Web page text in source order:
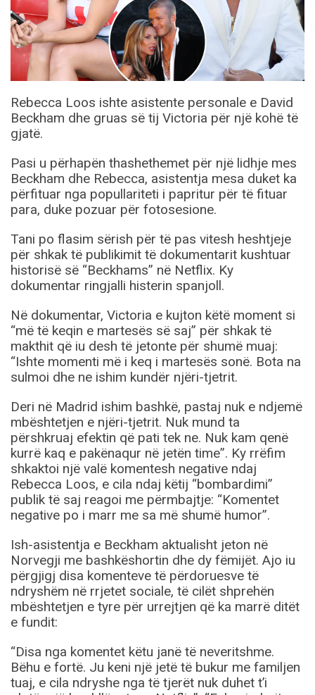
Rebecca Loos ishte asistente personale e David
Beckham dhe gruas së tij Victoria për një kohë të
gjatë.
Pasi u përhapën thashethemet për një lidhje mes
Beckham dhe Rebecca, asistentja mesa duket ka
përfituar nga popullariteti i papritur për të fituar
para, duke pozuar për fotosesione.
Tani po flasim sërish për të pas vitesh heshtjeje
për shkak të publikimit të dokumentarit kushtuar
historisë së “Beckhams” në Netflix. Ky
dokumentar ringjalli histerin spanjoll.
Në dokumentar, Victoria e kujton këtë moment si
“më të keqin e martesës së saj” për shkak të
makthit që iu desh të jetonte për shumë muaj:
“Ishte momenti më i keq i martesës sonë. Bota na
sulmoi dhe ne ishim kundër njëri-tjetrit.
Deri në Madrid ishim bashkë, pastaj nuk e ndjemë
mbështetjen e njëri-tjetrit. Nuk mund ta
përshkruaj efektin që pati tek ne. Nuk kam qenë
kurrë kaq e pakënaqur në jetën time”. Ky rrëfim
shkaktoi një valë komentesh negative ndaj
Rebecca Loos, e cila ndaj këtij “bombardimi”
publik të saj reagoi me përmbajtje: “Komentet
negative po i marr me sa më shumë humor”.
Ish-asistentja e Beckham aktualisht jeton në
Norvegji me bashkëshortin dhe dy fëmijët. Ajo iu
përgjigj disa komenteve të përdoruesve të
ndryshëm në rrjetet sociale, të cilët shprehën
mbështetjen e tyre për urrejtjen që ka marrë ditët
e fundit:
“Disa nga komentet këtu janë të neveritshme.
Bëhu e fortë. Ju keni një jetë të bukur me familjen
tuaj, e cila ndryshe nga të tjerët nuk duhet t’i